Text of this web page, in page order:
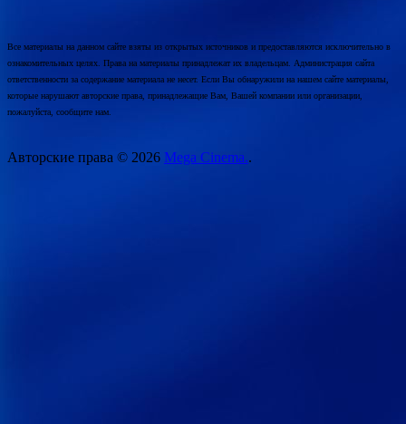
Все материалы на данном сайте взяты из открытых источников и предоставляются исключительно в
ознакомительных целях. Права на материалы принадлежат их владельцам. Администрация сайта
ответственности за содержание материала не несет. Если Вы обнаружили на нашем сайте материалы,
которые нарушают авторские права, принадлежащие Вам, Вашей компании или организации,
пожалуйста, сообщите нам.
Авторские права © 2026 Mega Cinema..